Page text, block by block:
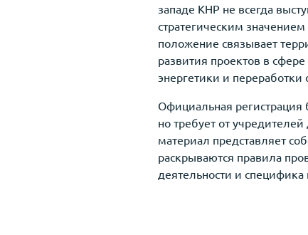
западе КНР не всегда
стратегическим
положение связывает
развития проектов в
энергетики и
Официальная
но требует от
материал представляет
раскрываются правила
деятельности и